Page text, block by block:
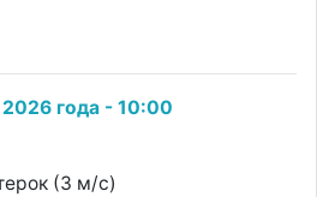
2026 года - 10:00
(3 м/с)